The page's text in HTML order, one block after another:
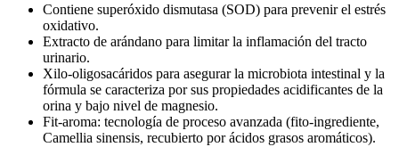
Contiene superóxido dismutasa (SOD) para prevenir el estrés
oxidativo.
Extracto de arándano para limitar la inflamación del tracto
urinario.
Xilo-oligosacáridos para asegurar la microbiota intestinal y la
fórmula se caracteriza por sus propiedades acidificantes de la
orina y bajo nivel de magnesio.
Fit-aroma: tecnología de proceso avanzada (fito-ingrediente,
Camellia sinensis, recubierto por ácidos grasos aromáticos).